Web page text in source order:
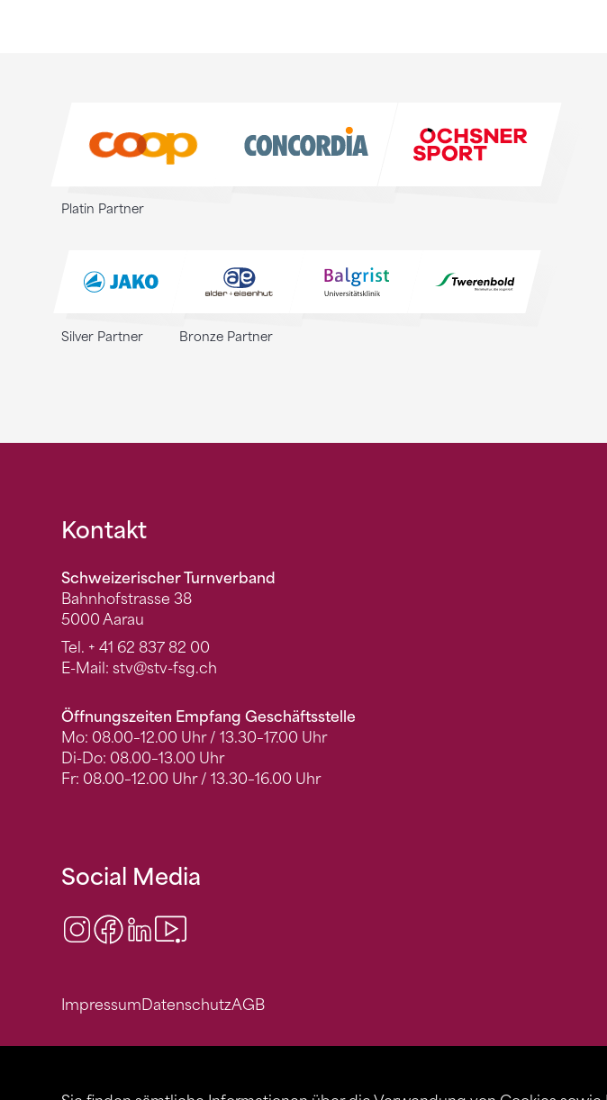
Platin Partner
Silver Partner Bronze Partner
Fusszeile
Kontakt
Schweizerischer Turnverband
Bahnhofstrasse 38
5000 Aarau
Tel. + 41 62 837 82 00
E-Mail: stv@stv-fsg.ch
Öffnungszeiten Empfang Geschäftsstelle
Mo: 08.00–12.00 Uhr / 13.30–17.00 Uhr
Di-Do: 08.00–13.00 Uhr
Fr: 08.00–12.00 Uhr / 13.30–16.00 Uhr
Social Media
Instagram
Facebook
LinkedIn
ImpressumDatenschutzAGB